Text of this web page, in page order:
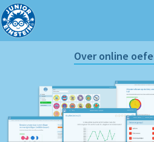
Over online